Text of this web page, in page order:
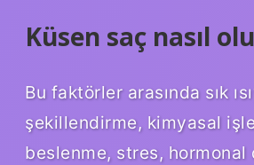
Küsen saç nasıl
Bu faktörler arasında sık
şekillendirme, kimyasal
beslenme, stres, hormonal